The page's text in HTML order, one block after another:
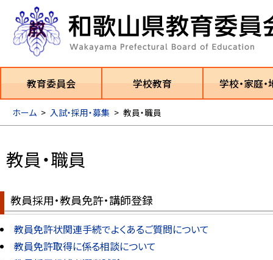
教育委員会 学校教育 学校・家庭
ホーム > 入試・採用・募集 > 教員・職員
教員・職員
教員採用・教員免許・講師登録
教員免許状関連手続でよくあるご質問について
教員免許取得に係る相談について